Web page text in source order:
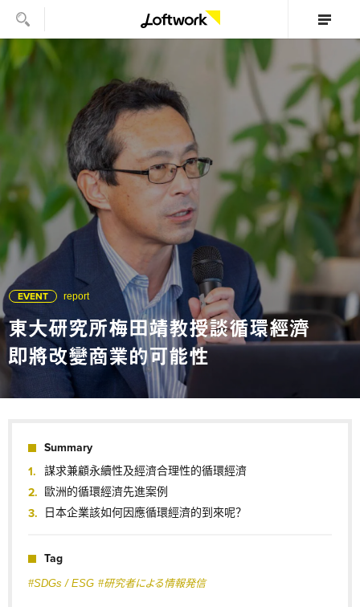
EVENT report
東大研究所梅田靖教授談循環經濟
即將改變商業的可能性
Summary
謀求兼顧永續性及經濟合理性的循環經濟
歐洲的循環經濟先進案例
日本企業該如何因應循環經濟的到來呢？
Tag
#SDGs / ESG #研究者による情報発信